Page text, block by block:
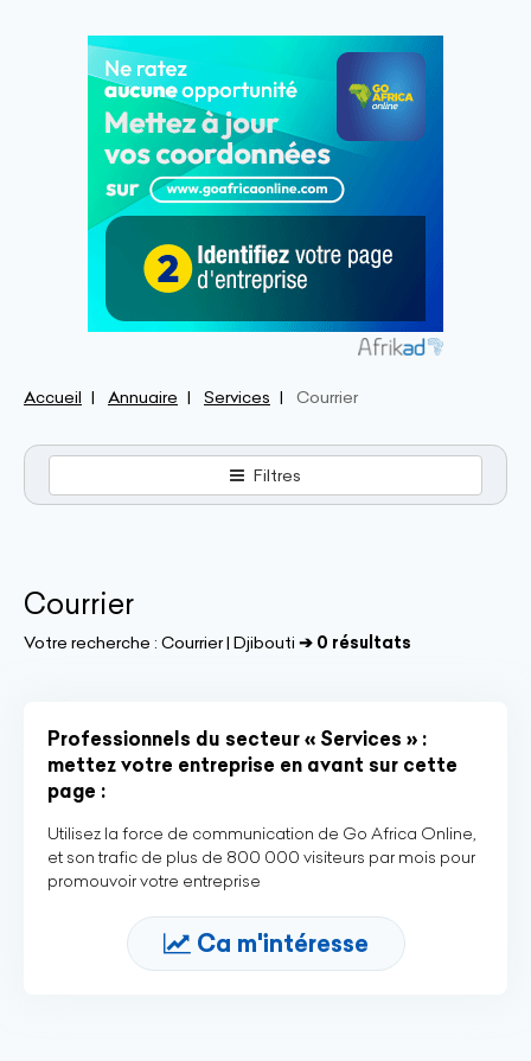
Accueil Annuaire Services Courrier
Filtres
Courrier
Votre recherche : Courrier | Djibouti ➔ 0 résultats
Professionnels du secteur « Services » :
mettez votre entreprise en avant sur cette
page :
Utilisez la force de communication de Go Africa Online,
et son trafic de plus de 800 000 visiteurs par mois pour
promouvoir votre entreprise
Ca m'intéresse